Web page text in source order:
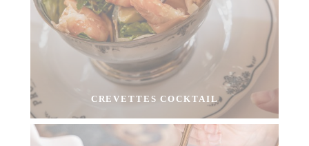
CREVETTES COCKTAIL